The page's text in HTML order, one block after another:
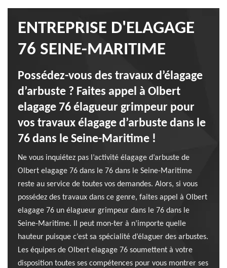
ENTREPRISE D'ELAGAGE
76 SEINE-MARITIME
Possédez-vous des travaux d’élagage
d’arbuste ? Faites appel à Olbert
elagage 76 élagueur grimpeur pour
vos travaux élagage d’arbuste dans le
76 dans le Seine-Maritime !
Ne vous inquiétez pas l’activité élagage d’arbuste de
Olbert elagage 76 dans le 76 dans le Seine-Maritime
reste au service de toutes vos demandes. Alors, si vous
possédez des travaux dans ce genre, faites appel à Olbert
elagage 76 un élagueur grimpeur dans le 76 dans le
Seine-Maritime. Il peut mon-ter à n’importe quelle
hauteur puisque c’est sa spécialité d’élaguer des arbustes.
Les équipes de Olbert elagage 76 soumettent à votre
disposition toutes ses compétences pour vous montrer ses